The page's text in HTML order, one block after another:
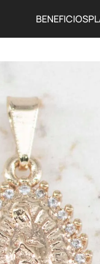
BENEFICIOS